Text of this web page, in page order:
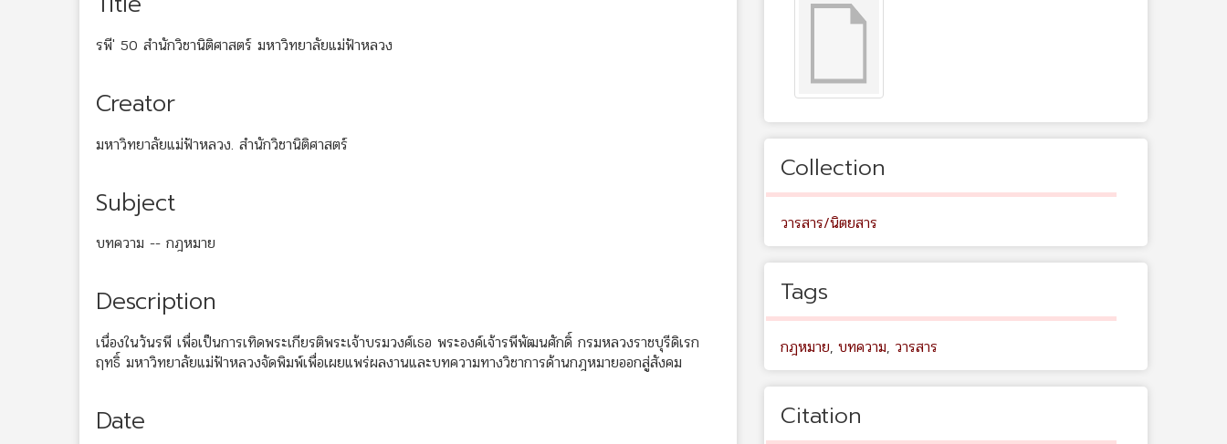
รพี' 50 สำนักวิชานิติศาสตร์ มหาวิทยาลัยแม่ฟ้าหลวง
Creator
มหาวิทยาลัยแม่ฟ้าหลวง. สำนักวิชานิติศาสตร์
Subject
บทความ -- กฎหมาย
Description
เนื่องในวันรพี เพื่อเป็นการเทิดพระเกียรติพระเจ้าบรมวงศ์เธอ พระองค์เจ้ารพีพัฒนศักดิ์ กรมหลวงราชบุรีดิเรก
ฤทธิ์ มหาวิทยาลัยแม่ฟ้าหลวงจัดพิมพ์เพื่อเผยแพร่ผลงานและบทความทางวิชาการด้านกฎหมายออกสู่สังคม
Date
Collection
วารสาร/นิตยสาร
Tags
กฎหมาย, บทความ, วารสาร
Citation